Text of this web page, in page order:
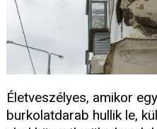
Életveszélyes, amikor
burkolatdarab hullik le,